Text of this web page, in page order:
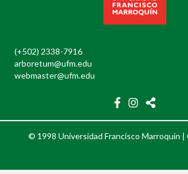
(+502) 2338-7916
arboretum@ufm.edu
webmaster@ufm.edu
© 1998 Universidad Francisco Marroquín |